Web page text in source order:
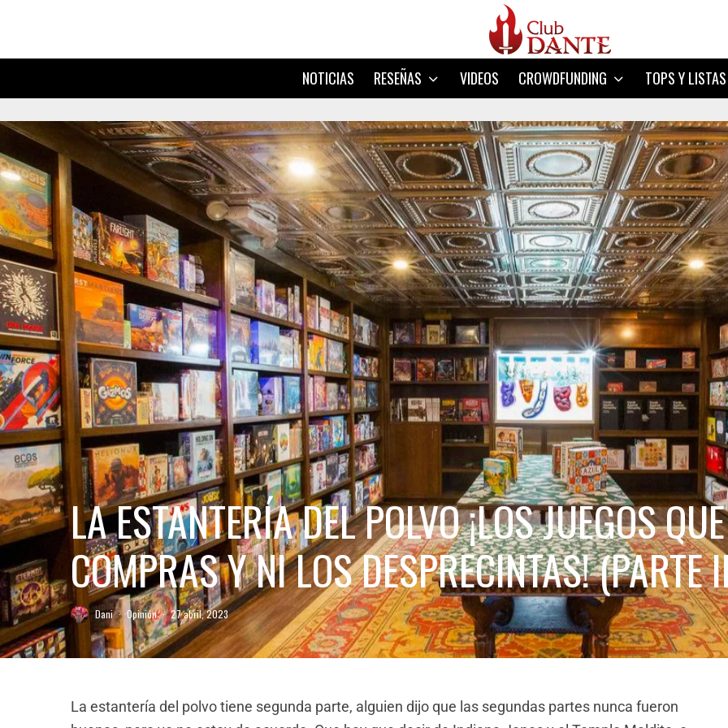
NOTICIAS RESEÑAS VIDEOS CROWDFUNDING TOPS Y LISTAS
LA ESTANTERÍA DEL POLVO ¡LOS JUEGOS QUE
COMPRAS Y NI LOS DESPRECINTAS! (PARTE
Dani · Opinión · 27 abril, 2023
La estantería del polvo tiene segunda parte, alguien dijo que las segundas partes nunca fueron